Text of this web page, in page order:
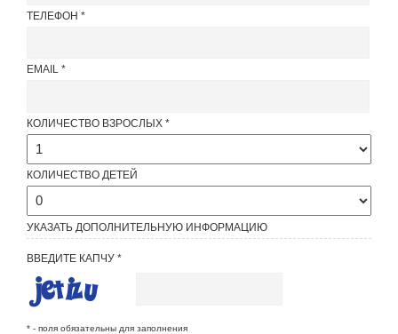
ТЕЛЕФОН
EMAIL
КОЛИЧЕСТВО ВЗРОСЛЫХ
КОЛИЧЕСТВО ДЕТЕЙ
УКАЗАТЬ ДОПОЛНИТЕЛЬНУЮ ИНФОРМАЦИЮ
ВВЕДИТЕ КАПЧУ
* - поля обязательны для заполнения